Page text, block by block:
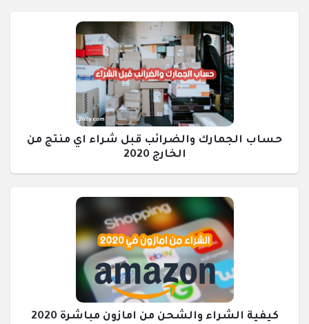
حساب الجمارك والضرائب قبل شراء اي منتج من
الخارج 2020
كيفية الشراء والشحن من امازون مباشرة 2020